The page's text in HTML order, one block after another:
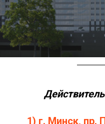
1) г. Минск, пр.